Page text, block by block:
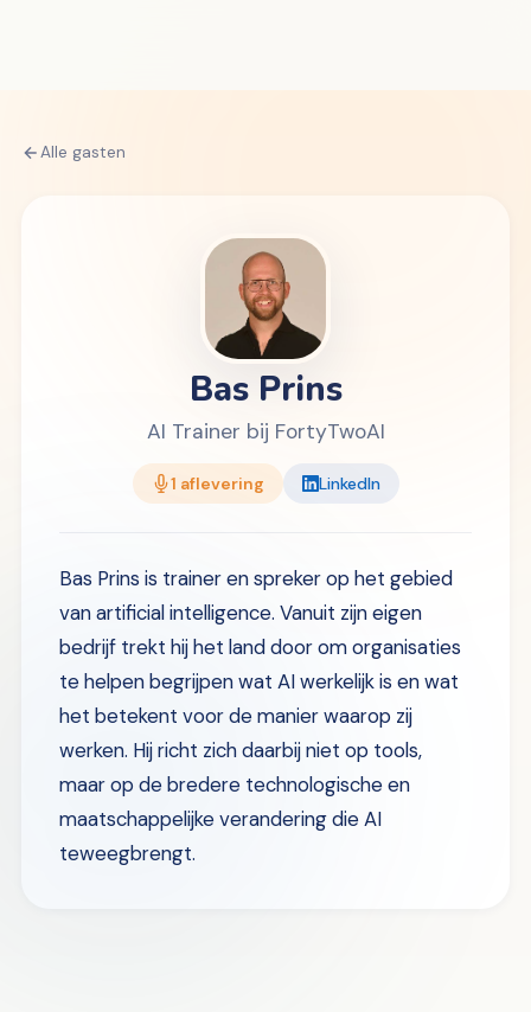
Alle gasten
Bas Prins
AI Trainer bij FortyTwoAI
1 aflevering LinkedIn
Bas Prins is trainer en spreker op het gebied
van artificial intelligence. Vanuit zijn eigen
bedrijf trekt hij het land door om organisaties
te helpen begrijpen wat AI werkelijk is en wat
het betekent voor de manier waarop zij
werken. Hij richt zich daarbij niet op tools,
maar op de bredere technologische en
maatschappelijke verandering die AI
teweegbrengt.